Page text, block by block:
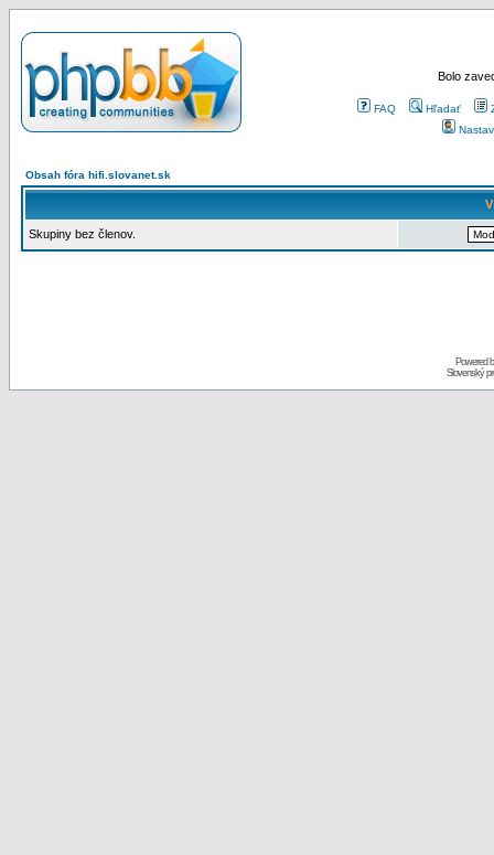
Bolo
FAQ Hľadať
Obsah fóra hifi.slovanet.sk
Skupiny bez členov.
Powered
Slovenský